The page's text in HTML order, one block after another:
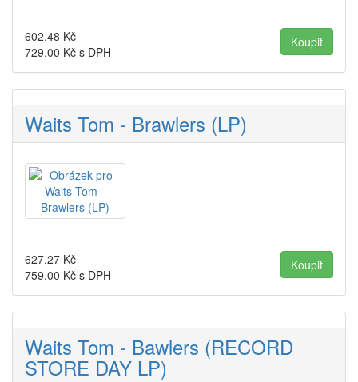
602,48 Kč
729,00 Kč s DPH
Waits Tom - Brawlers (LP)
627,27 Kč
759,00 Kč s DPH
Waits Tom - Bawlers (RECORD
STORE DAY LP)